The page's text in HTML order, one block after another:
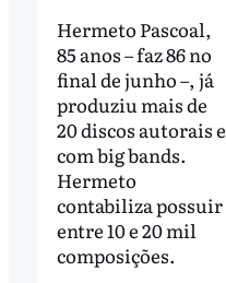
Hermeto Pascoal,
85 anos – faz 86 no
final de junho –, já
produziu mais de
20 discos autorais e
com big bands.
Hermeto
contabiliza possuir
entre 10 e 20 mil
composições.